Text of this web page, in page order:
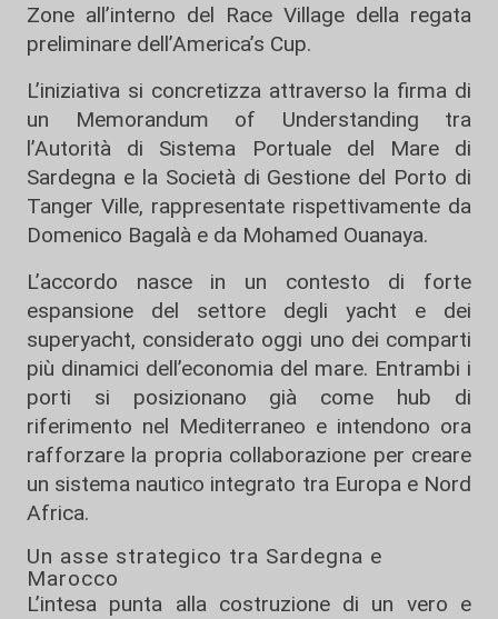
Zone all’interno del Race Village della regata
preliminare dell’America’s Cup.
L’iniziativa si concretizza attraverso la firma di
un Memorandum of Understanding tra
l’Autorità di Sistema Portuale del Mare di
Sardegna e la Società di Gestione del Porto di
Tanger Ville, rappresentate rispettivamente da
Domenico Bagalà e da Mohamed Ouanaya.
L’accordo nasce in un contesto di forte
espansione del settore degli yacht e dei
superyacht, considerato oggi uno dei comparti
più dinamici dell’economia del mare. Entrambi i
porti si posizionano già come hub di
riferimento nel Mediterraneo e intendono ora
rafforzare la propria collaborazione per creare
un sistema nautico integrato tra Europa e Nord
Africa.
Un asse strategico tra Sardegna e
Marocco
L’intesa punta alla costruzione di un vero e